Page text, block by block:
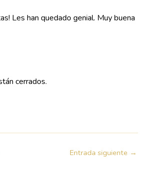
Les han quedado genial. Muy buena
cerrados.
Entrada siguiente →